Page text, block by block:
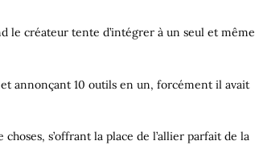
le créateur tente d’intégrer à un seul et même
annonçant 10 outils en un, forcément il avait
s’offrant la place de l’allier parfait de la